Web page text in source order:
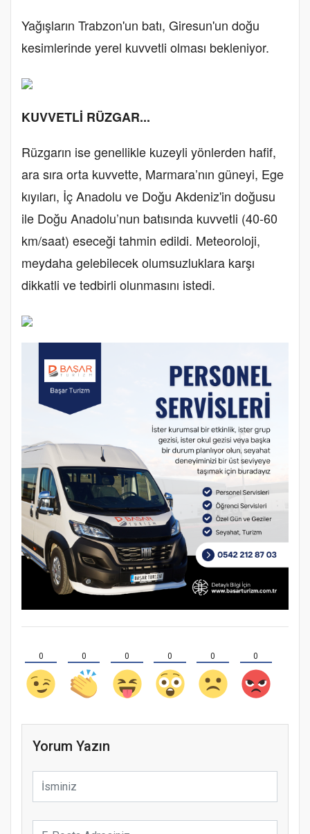
Yağışların Trabzon'un batı, Giresun'un doğu
kesimlerinde yerel kuvvetli olması bekleniyor.
KUVVETLİ RÜZGAR...
Rüzgarın ise genellikle kuzeyli yönlerden hafif,
ara sıra orta kuvvette, Marmara’nın güneyi, Ege
kıyıları, İç Anadolu ve Doğu Akdeniz'in doğusu
ile Doğu Anadolu’nun batısında kuvvetli (40-60
km/saat) eseceği tahmin edildi. Meteoroloji,
meydaha gelebilecek olumsuzluklara karşı
dikkatli ve tedbirli olunmasını istedi.
0 0 0 0 0 0
Yorum Yazın